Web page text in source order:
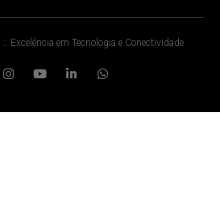
Excelência em Tecnologia e Conectividade